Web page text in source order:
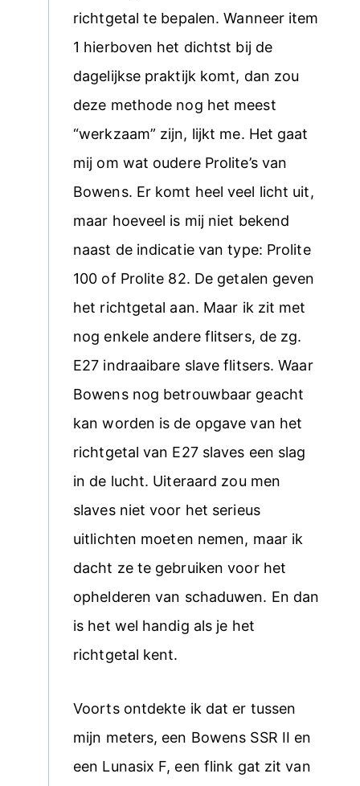
richtgetal te bepalen. Wanneer item
1 hierboven het dichtst bij de
dagelijkse praktijk komt, dan zou
deze methode nog het meest
“werkzaam” zijn, lijkt me. Het gaat
mij om wat oudere Prolite’s van
Bowens. Er komt heel veel licht uit,
maar hoeveel is mij niet bekend
naast de indicatie van type: Prolite
100 of Prolite 82. De getalen geven
het richtgetal aan. Maar ik zit met
nog enkele andere flitsers, de zg.
E27 indraaibare slave flitsers. Waar
Bowens nog betrouwbaar geacht
kan worden is de opgave van het
richtgetal van E27 slaves een slag
in de lucht. Uiteraard zou men
slaves niet voor het serieus
uitlichten moeten nemen, maar ik
dacht ze te gebruiken voor het
ophelderen van schaduwen. En dan
is het wel handig als je het
richtgetal kent.
Voorts ontdekte ik dat er tussen
mijn meters, een Bowens SSR II en
een Lunasix F, een flink gat zit van